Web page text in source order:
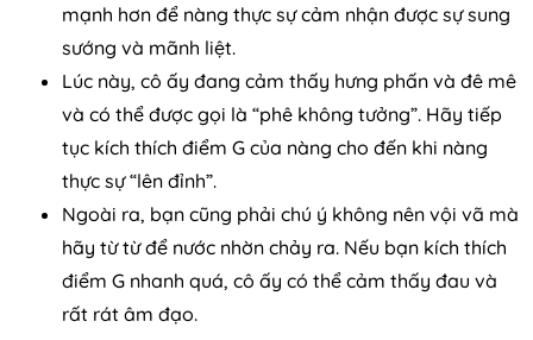
mạnh hơn để nàng thực sự cảm nhận được sự sung
sướng và mãnh liệt.
Lúc này, cô ấy đang cảm thấy hưng phấn và đê mê
và có thể được gọi là “phê không tưởng”. Hãy tiếp
tục kích thích điểm G của nàng cho đến khi nàng
thực sự “lên đỉnh”.
Ngoài ra, bạn cũng phải chú ý không nên vội vã mà
hãy từ từ để nước nhờn chảy ra. Nếu bạn kích thích
điểm G nhanh quá, cô ấy có thể cảm thấy đau và
rất rát âm đạo.